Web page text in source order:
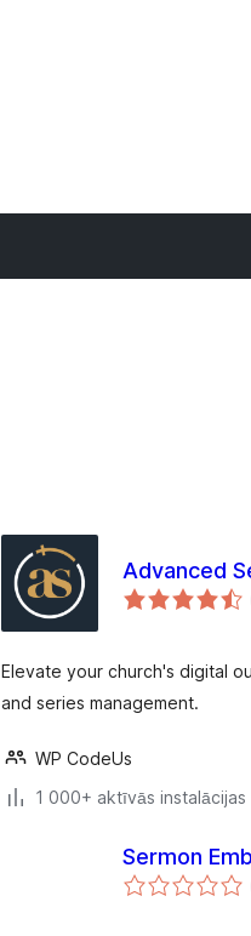
Advanced
Elevate your church's digital
and series management.
WP CodeUs
1 000+ aktīvās instalācijas
Sermon